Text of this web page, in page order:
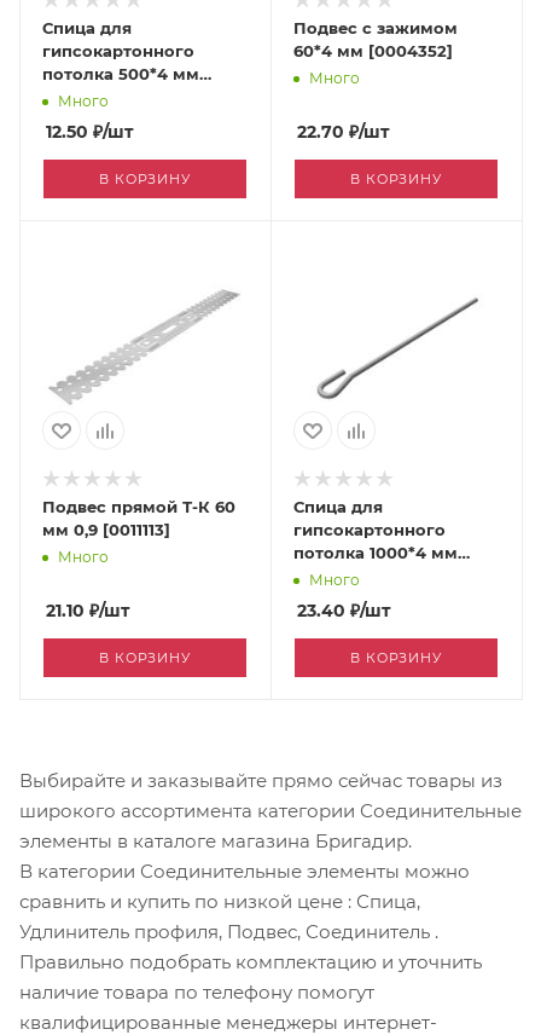
Спица для
гипсокартонного
потолка 500*4 мм
[0004346]
Много
12.50 ₽/шт
В КОРЗИНУ
Подвес с зажимом
60*4 мм [0004352]
Много
22.70 ₽/шт
В КОРЗИНУ
Подвес прямой Т-К 60
мм 0,9 [0011113]
Много
21.10 ₽/шт
В КОРЗИНУ
Спица для
гипсокартонного
потолка 1000*4 мм
[0004345]
Много
23.40 ₽/шт
В КОРЗИНУ
Выбирайте и заказывайте прямо сейчас товары из
широкого ассортимента категории Соединительные
элементы в каталоге магазина Бригадир.
В категории Соединительные элементы можно
сравнить и купить по низкой цене : Спица,
Удлинитель профиля, Подвес, Соединитель .
Правильно подобрать комплектацию и уточнить
наличие товара по телефону помогут
квалифицированные менеджеры интернет-